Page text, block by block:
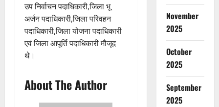
उप निर्वाचन पदाधिकारी,जिला भू
अर्जन पदाधिकारी,जिला परिवहन
पदाधिकारी,जिला योजना पदाधिकारी
एवं जिला आपूर्ति पदाधिकारी मौजूद
थे।
About The Author
November
2025
October
2025
September
2025